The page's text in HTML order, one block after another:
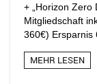
+ „Horizon Zero
Mitgliedschaft
360€) Ersparnis
MEHR LESEN